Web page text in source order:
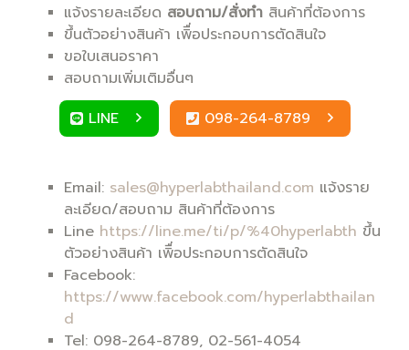
แจ้งรายละเอียด สอบถาม/สั่งทำ สินค้าที่ต้องการ
ขึ้นตัวอย่างสินค้า เพิื่อประกอบการตัดสินใจ
ขอใบเสนอราคา
สอบถามเพิ่มเติมอื่นๆ
LINE
098-264-8789
Email: sales@hyperlabthailand.com แจ้งราย
ละเอียด/สอบถาม สินค้าที่ต้องการ
Line https://line.me/ti/p/%40hyperlabth ขึ้น
ตัวอย่างสินค้า เพิื่อประกอบการตัดสินใจ
Facebook:
https://www.facebook.com/hyperlabthailan
d
Tel: 098-264-8789, 02-561-4054